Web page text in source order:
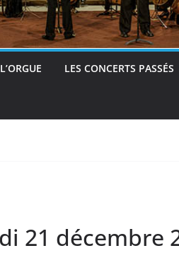
L’ORGUE LES CONCERTS PASSÉS
21 décembre